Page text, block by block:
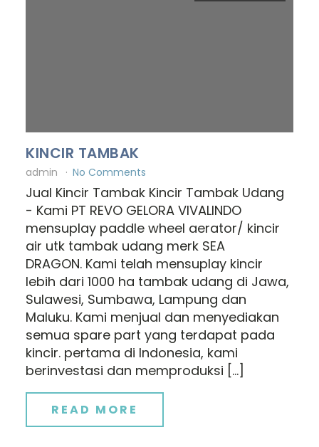
KINCIR TAMBAK
admin No Comments
Jual Kincir Tambak Kincir Tambak Udang
- Kami PT REVO GELORA VIVALINDO
mensuplay paddle wheel aerator/ kincir
air utk tambak udang merk SEA
DRAGON. Kami telah mensuplay kincir
lebih dari 1000 ha tambak udang di Jawa,
Sulawesi, Sumbawa, Lampung dan
Maluku. Kami menjual dan menyediakan
semua spare part yang terdapat pada
kincir. pertama di Indonesia, kami
berinvestasi dan memproduksi […]
READ MORE